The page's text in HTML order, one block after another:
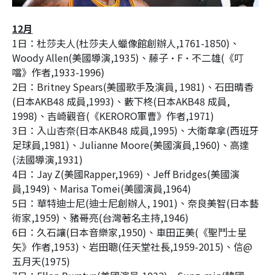
12月
1日：杜莎夫人(杜莎夫人蠟像館創辦人,1761-1850) 、
Woody Allen(美國導演,1935) 、藤子· F ·不二雄( 《叮
噹》作者,1933-1996)
2日： Britney Spears(美國歌手及演員, 1981) 、石田晴香
(日本AKB48 成員,1993) 、藪下柊(日本AKB48 成員,
1998) 、吉崎觀音( 《KERORO軍曹》作者,1971)
3日：入山杏奈(日本AKB48 成員,1995) 、大衛韋拿(西班牙
足球員,1981) 、 Julianne Moore(美國演員,1960) 、高達
(法國導演,1931)
4日： Jay Z(美國Rapper,1969) 、 Jeff Bridges(美國演
員,1949) 、 Marisa Tomei(美國演員,1964)
5日：華特迪士尼(迪士尼創辦人, 1901) 、奈良美智(日本藝
術家,1959) 、豬哥亮(台灣著名主持,1946)
6日：久石讓(日本音樂家,1950) 、車田正美( 《聖鬥士星
矢》作者,1953) 、岩田聰(任天堂社長,1959-2015) 、信@
五月天(1975)